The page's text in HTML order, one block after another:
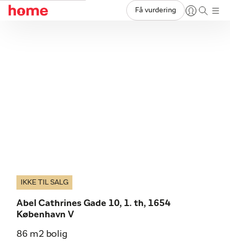
Få vurdering
IKKE TIL SALG
Abel Cathrines Gade 10, 1. th, 1654
København V
86 m2 bolig